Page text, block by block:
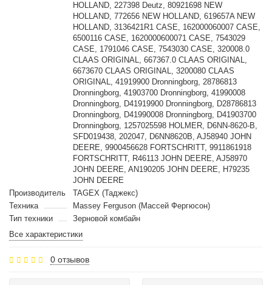
HOLLAND, 227398 Deutz, 80921698 NEW
HOLLAND, 772656 NEW HOLLAND, 619657A NEW
HOLLAND, 3136421R1 CASE, 162000060007 CASE,
6500116 CASE, 1620000600071 CASE, 7543029
CASE, 1791046 CASE, 7543030 CASE, 320008.0
CLAAS ORIGINAL, 667367.0 CLAAS ORIGINAL,
6673670 CLAAS ORIGINAL, 3200080 CLAAS
ORIGINAL, 41919900 Dronningborg, 28786813
Dronningborg, 41903700 Dronningborg, 41990008
Dronningborg, D41919900 Dronningborg, D28786813
Dronningborg, D41990008 Dronningborg, D41903700
Dronningborg, 1257025598 HOLMER, D6NN-8620-B,
SFD019438, 202047, D6NN8620B, AJ58940 JOHN
DEERE, 9900456628 FORTSCHRITT, 9911861918
FORTSCHRITT, R46113 JOHN DEERE, AJ58970
JOHN DEERE, AN190205 JOHN DEERE, H79235
JOHN DEERE
Производитель
TAGEX (Таджекс)
Техника
Massey Ferguson (Массей Фергюсон)
Тип техники
Зерновой комбайн
Все характеристики
0 отзывов